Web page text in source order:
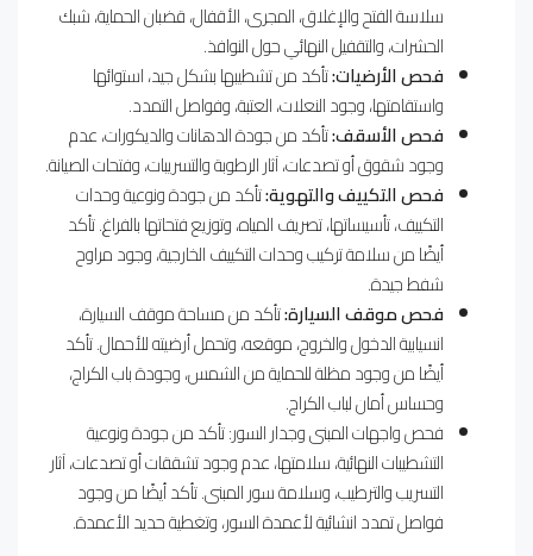
سلاسة الفتح والإغلاق، المجرى، الأقفال، قضبان الحماية، شبك
الحشرات، والتقفيل النهائي حول النوافذ.
فحص الأرضيات:تأكد من تشطيبها بشكل جيد، استوائها
واستقامتها، وجود النعلات، العتبة، وفواصل التمدد.
فحص الأسقف:تأكد من جودة الدهانات والديكورات، عدم
وجود شقوق أو تصدعات، آثار الرطوبة والتسريبات، وفتحات الصيانة.
فحص التكييف والتهوية:تأكد من جودة ونوعية وحدات
التكييف، تأسيساتها، تصريف المياه، وتوزيع فتحاتها بالفراغ. تأكد
أيضًا من سلامة تركيب وحدات التكييف الخارجية، وجود مراوح
شفط جيدة.
فحص موقف السيارة:تأكد من مساحة موقف السيارة،
انسيابية الدخول والخروج، موقعه، وتحمل أرضيته للأحمال. تأكد
أيضًا من وجود مظلة للحماية من الشمس، وجودة باب الكراج،
وحساس أمان لباب الكراج.
فحص واجهات المبنى وجدار السور: تأكد من جودة ونوعية
التشطيبات النهائية، سلامتها، عدم وجود تشققات أو تصدعات، آثار
التسريب والترطيب، وسلامة سور المبنى. تأكد أيضًا من وجود
فواصل تمدد انشائية لأعمدة السور، وتغطية حديد الأعمدة.